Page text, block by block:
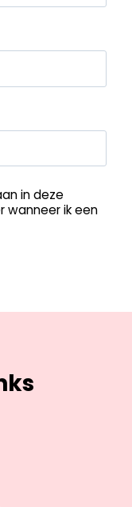
in deze
wanneer ik een